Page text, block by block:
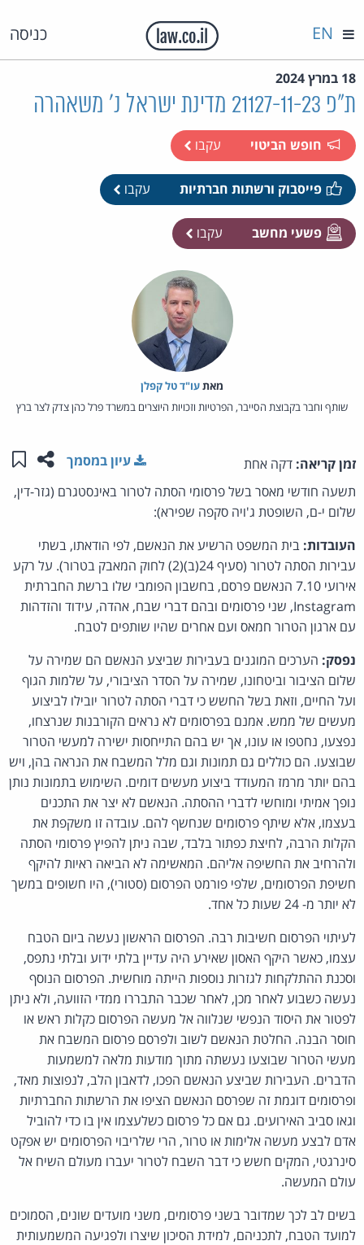
כניסה EN
18 במרץ 2024
ת"פ 21127-11-23 מדינת ישראל נ' משאהרה
חופש הביטוי עקבו
פייסבוק ורשתות חברתיות עקבו
פשעי מחשב עקבו
מאת‏עו"ד טל קפלן
שותף וחבר בקבוצת הסייבר, הפרטיות וזכויות היוצרים במשרד פרל כהן צדק לצר ברץ
זמן קריאה: דקה אחת שתפו
עיון במסמך
תשעה חודשי מאסר בשל פרסומי הסתה לטרור באינסטגרם (גזר-דין,
שלום י-ם, השופטת ג'ויה סקפה שפירא):
העובדות: בית המשפט הרשיע את הנאשם, לפי הודאתו, בשתי
עבירות הסתה לטרור (סעיף 24(ב)(2) לחוק המאבק בטרור). על רקע
אירועי 7.10 הנאשם פרסם, בחשבון הפומבי שלו ברשת החברתית
Instagram, שני פרסומים ובהם דברי שבח, אהדה, עידוד והזדהות
עם ארגון הטרור חמאס ועם אחרים שהיו שותפים לטבח.
נפסק: הערכים המוגנים בעבירות שביצע הנאשם הם שמירה על
שלום הציבור וביטחונו, שמירה על הסדר הציבורי, על שלמות הגוף
ועל החיים, וזאת בשל החשש כי דברי הסתה לטרור יובילו לביצוע
מעשים של ממש. אמנם בפרסומים לא נראים הקורבנות שנרצחו,
נפצעו, נחטפו או עונו, אך יש בהם התייחסות ישירה למעשי הטרור
שבוצעו. הם כוללים גם תמונות וגם מלל המשבח את הנראה בהן, ויש
בהם יותר מרמז המעודד ביצוע מעשים דומים. השימוש בתמונות נותן
נופך אמיתי ומוחשי לדברי ההסתה. הנאשם לא יצר את התכנים
בעצמו, אלא שיתף פרסומים שנחשף להם. עובדה זו משקפת את
הקלות הרבה, לחיצת כפתור בלבד, שבה ניתן להפיץ פרסומי הסתה
ולהרחיב את החשיפה אליהם. המאשימה לא הביאה ראיות להיקף
חשיפת הפרסומים, שלפי פורמט הפרסום (סטורי), היו חשופים במשך
לא יותר מ- 24 שעות כל אחד.
לעיתוי הפרסום חשיבות רבה. הפרסום הראשון נעשה ביום הטבח
עצמו, כאשר היקף האסון שאירע היה עדיין בלתי ידוע ובלתי נתפס,
וסכנת ההתלקחות לגזרות נוספות הייתה מוחשית. הפרסום הנוסף
נעשה כשבוע לאחר מכן, לאחר שכבר התבררו ממדי הזוועה, ולא ניתן
לפטור את היסוד הנפשי שנלווה אל מעשה הפרסום כקלות ראש או
חוסר הבנה. החלטת הנאשם לשוב ולפרסם פרסום המשבח את
מעשי הטרור שבוצעו נעשתה מתוך מודעות מלאה למשמעות
הדברים. העבירות שביצע הנאשם הפכו, לדאבון הלב, לנפוצות מאד,
ופרסומים דוגמת זה שפרסם הנאשם הציפו את הרשתות החברתיות
וגאו סביב האירועים. גם אם כל פרסום כשלעצמו אין בו כדי להוביל
אדם לבצע מעשה אלימות או טרור, הרי שלריבוי הפרסומים יש אפקט
סינרגטי, המקים חשש כי דבר השבח לטרור יעברו מעולם השיח אל
עולם המעשה.
בשים לב לכך שמדובר בשני פרסומים, משני מועדים שונים, הסמוכים
למועד הטבח, לתכניהם, למידת הסיכון שיצרו ולפגיעה המשמעותית